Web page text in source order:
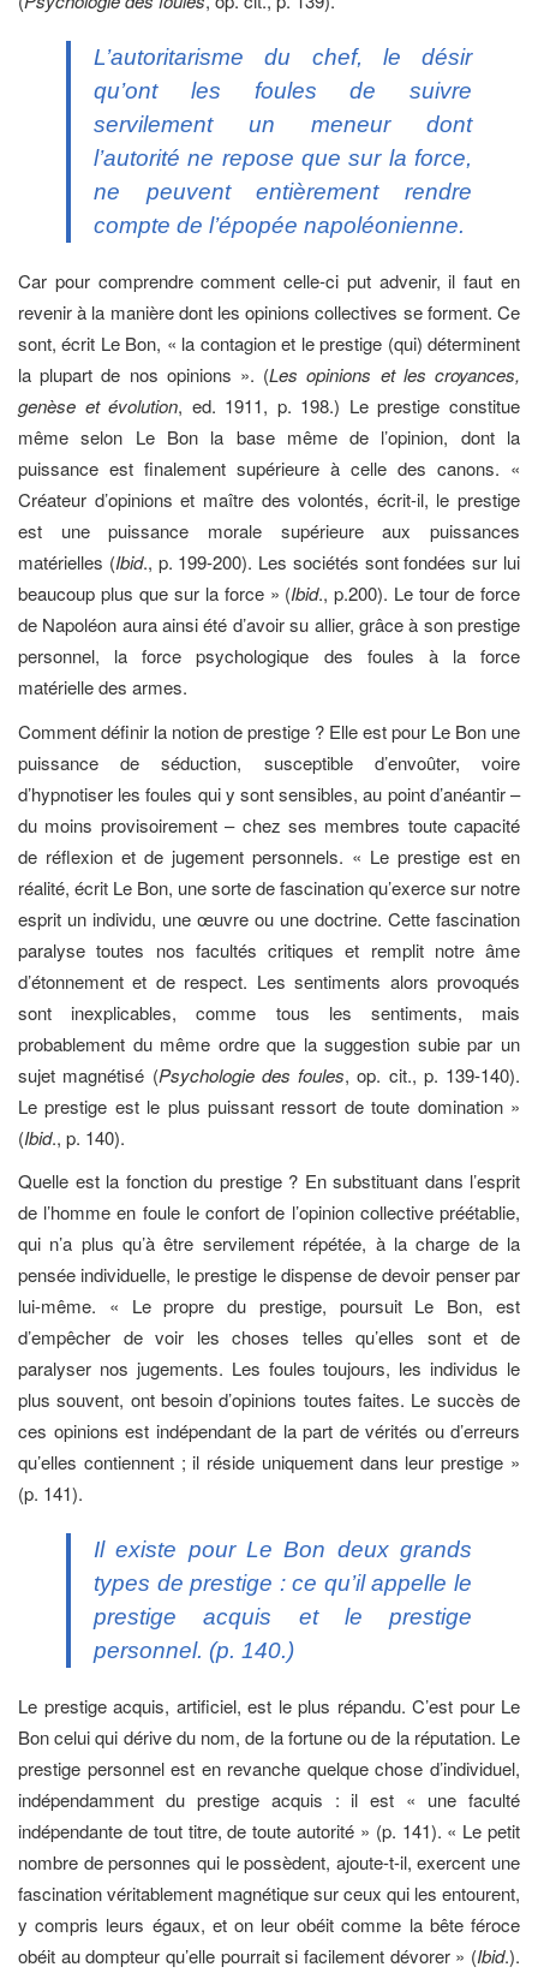
L’autoritarisme du chef, le désir
qu’ont les foules de suivre
servilement un meneur dont
l’autorité ne repose que sur la force,
ne peuvent entièrement rendre
compte de l’épopée napoléonienne.
Car pour comprendre comment celle-ci put advenir, il faut en
revenir à la manière dont les opinions collectives se forment. Ce
sont, écrit Le Bon, « la contagion et le prestige (qui) déterminent
la plupart de nos opinions ». (Les opinions et les croyances,
genèse et évolution, ed. 1911, p. 198.) Le prestige constitue
même selon Le Bon la base même de l’opinion, dont la
puissance est finalement supérieure à celle des canons. «
Créateur d’opinions et maître des volontés, écrit-il, le prestige
est une puissance morale supérieure aux puissances
matérielles (Ibid., p. 199-200). Les sociétés sont fondées sur lui
beaucoup plus que sur la force » (Ibid., p.200). Le tour de force
de Napoléon aura ainsi été d’avoir su allier, grâce à son prestige
personnel, la force psychologique des foules à la force
matérielle des armes.
Comment définir la notion de prestige ? Elle est pour Le Bon une
puissance de séduction, susceptible d’envoûter, voire
d’hypnotiser les foules qui y sont sensibles, au point d’anéantir –
du moins provisoirement – chez ses membres toute capacité
de réflexion et de jugement personnels. « Le prestige est en
réalité, écrit Le Bon, une sorte de fascination qu’exerce sur notre
esprit un individu, une œuvre ou une doctrine. Cette fascination
paralyse toutes nos facultés critiques et remplit notre âme
d’étonnement et de respect. Les sentiments alors provoqués
sont inexplicables, comme tous les sentiments, mais
probablement du même ordre que la suggestion subie par un
sujet magnétisé (Psychologie des foules, op. cit., p. 139-140).
Le prestige est le plus puissant ressort de toute domination »
(Ibid., p. 140).
Quelle est la fonction du prestige ? En substituant dans l’esprit
de l’homme en foule le confort de l’opinion collective préétablie,
qui n’a plus qu’à être servilement répétée, à la charge de la
pensée individuelle, le prestige le dispense de devoir penser par
lui-même. « Le propre du prestige, poursuit Le Bon, est
d’empêcher de voir les choses telles qu’elles sont et de
paralyser nos jugements. Les foules toujours, les individus le
plus souvent, ont besoin d’opinions toutes faites. Le succès de
ces opinions est indépendant de la part de vérités ou d’erreurs
qu’elles contiennent ; il réside uniquement dans leur prestige »
(p. 141).
Il existe pour Le Bon deux grands
types de prestige : ce qu’il appelle le
prestige acquis et le prestige
personnel. (p. 140.)
Le prestige acquis, artificiel, est le plus répandu. C’est pour Le
Bon celui qui dérive du nom, de la fortune ou de la réputation. Le
prestige personnel est en revanche quelque chose d’individuel,
indépendamment du prestige acquis : il est « une faculté
indépendante de tout titre, de toute autorité » (p. 141). « Le petit
nombre de personnes qui le possèdent, ajoute-t-il, exercent une
fascination véritablement magnétique sur ceux qui les entourent,
y compris leurs égaux, et on leur obéit comme la bête féroce
obéit au dompteur qu’elle pourrait si facilement dévorer » (Ibid.).